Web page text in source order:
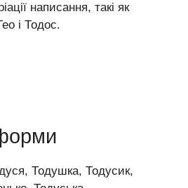
написання, такі як
і Тодос.
Тодушка, Тодусик,